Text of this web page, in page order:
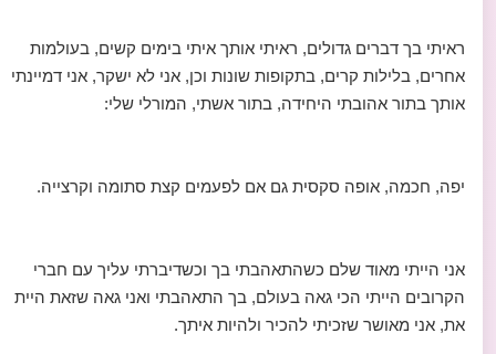
ראיתי בך דברים גדולים, ראיתי אותך איתי בימים קשים, בעולמות
אחרים, בלילות קרים, בתקופות שונות וכן, אני לא ישקר, אני דמיינתי
אותך בתור אהובתי היחידה, בתור אשתי, המורלי שלי:
יפה, חכמה, אופה סקסית גם אם לפעמים קצת סתומה וקרצייה.
אני הייתי מאוד שלם כשהתאהבתי בך וכשדיברתי עליך עם חברי
הקרובים הייתי הכי גאה בעולם, בך התאהבתי ואני גאה שזאת היית
את, אני מאושר שזכיתי להכיר ולהיות איתך.